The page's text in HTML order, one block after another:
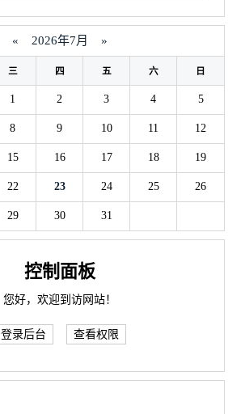
« 2026年7月 »
三 四 五 六 日
1 2 3 4 5
8 9 10 11 12
15 16 17 18 19
22 23 24 25 26
29 30 31
控制面板
您好，欢迎到访网站！
登录后台 查看权限